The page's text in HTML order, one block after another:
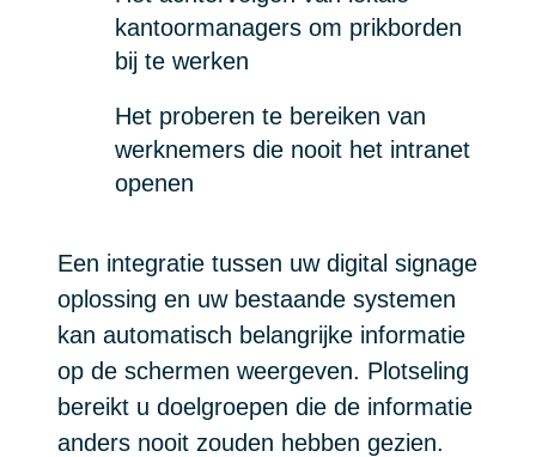
kantoormanagers om prikborden
bij te werken
Het proberen te bereiken van
werknemers die nooit het intranet
openen
Een integratie tussen uw digital signage
oplossing en uw bestaande systemen
kan automatisch belangrijke informatie
op de schermen weergeven. Plotseling
bereikt u doelgroepen die de informatie
anders nooit zouden hebben gezien.